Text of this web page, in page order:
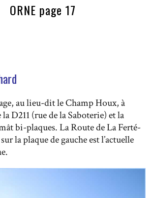
ORNE page 17
au lieu-dit le Champ Houx, à
D211 (rue de la Saboterie) et la
bi-plaques. La Route de La Ferté-
la plaque de gauche est l’actuelle